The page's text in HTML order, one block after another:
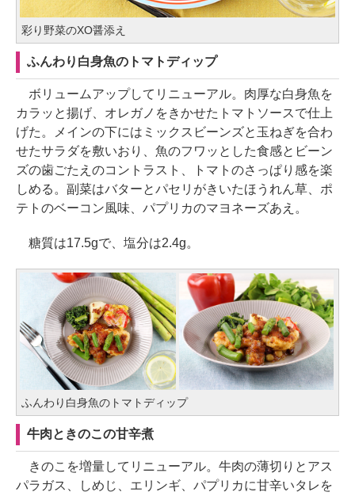
彩り野菜のXO醤添え
ふんわり白身魚のトマトディップ
ボリュームアップしてリニューアル。肉厚な白身魚を
カラッと揚げ、オレガノをきかせたトマトソースで仕上
げた。メインの下にはミックスビーンズと玉ねぎを合わ
せたサラダを敷いおり、魚のフワッとした食感とビーン
ズの歯ごたえのコントラスト、トマトのさっぱり感を楽
しめる。副菜はバターとパセリがきいたほうれん草、ポ
テトのベーコン風味、パプリカのマヨネーズあえ。
糖質は17.5gで、塩分は2.4g。
ふんわり白身魚のトマトディップ
牛肉ときのこの甘辛煮
きのこを増量してリニューアル。牛肉の薄切りとアス
パラガス、しめじ、エリンギ、パプリカに甘辛いタレを